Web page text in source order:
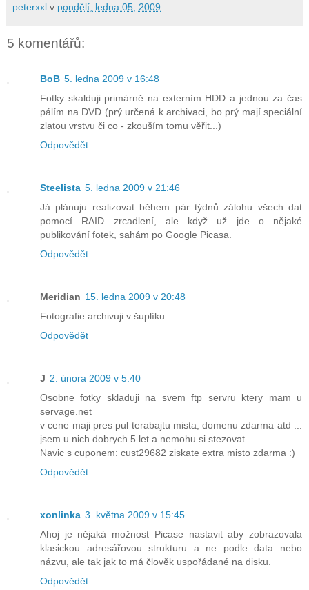
peterxxl v pondělí, ledna 05, 2009
5 komentářů:
BoB 5. ledna 2009 v 16:48
Fotky skalduji primárně na externím HDD a jednou za čas
pálím na DVD (prý určená k archivaci, bo prý mají speciální
zlatou vrstvu či co - zkouším tomu věřit...)
Odpovědět
Steelista 5. ledna 2009 v 21:46
Já plánuju realizovat během pár týdnů zálohu všech dat
pomocí RAID zrcadlení, ale když už jde o nějaké
publikování fotek, sahám po Google Picasa.
Odpovědět
Meridian 15. ledna 2009 v 20:48
Fotografie archivuji v šuplíku.
Odpovědět
J 2. února 2009 v 5:40
Osobne fotky skladuji na svem ftp servru ktery mam u
servage.net
v cene maji pres pul terabajtu mista, domenu zdarma atd ...
jsem u nich dobrych 5 let a nemohu si stezovat.
Navic s cuponem: cust29682 ziskate extra misto zdarma :)
Odpovědět
xonlinka 3. května 2009 v 15:45
Ahoj je nějaká možnost Picase nastavit aby zobrazovala
klasickou adresářovou strukturu a ne podle data nebo
názvu, ale tak jak to má člověk uspořádané na disku.
Odpovědět